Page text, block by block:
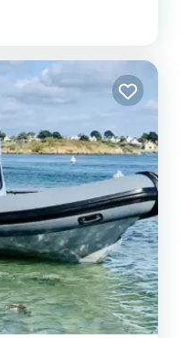
voor een uitje met
8 personen, maar biedt
boord: